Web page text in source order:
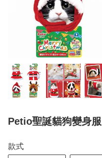
Petio聖誕貓狗變身服
款式